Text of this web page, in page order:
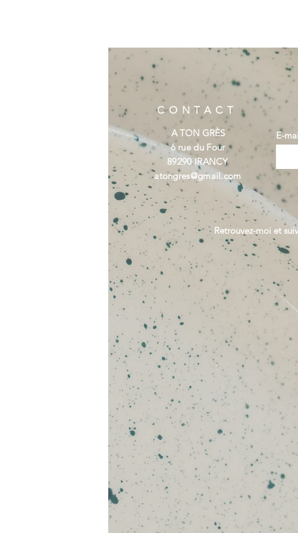
CONTACT
A TON GRÈS
6 rue du Four
89290 IRANCY
atongres@gmail.com
E-
Retrouvez-moi et